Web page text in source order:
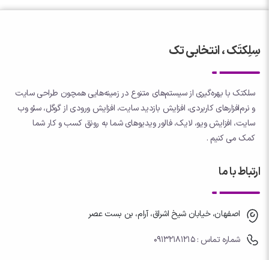
سِلِکتَک ، انتخابی تک
سلکتک با بهره‌گیری از سیستم‌های متنوع در زمینه‌هایی همچون طراحی سایت
و نرم‌افزارهای کاربردی، افزایش بازدید سایت، افزایش ورودی از گوگل، سئو وب
سایت، افزایش ویو، لایک، فالور ویدیوهای شما به رونق کسب و کار شما
کمک می کنیم .
ارتباط با ما
اصفهان، خیابان شیخ اشراق، آرام، بن بست عصر
شماره تماس : 09132181215